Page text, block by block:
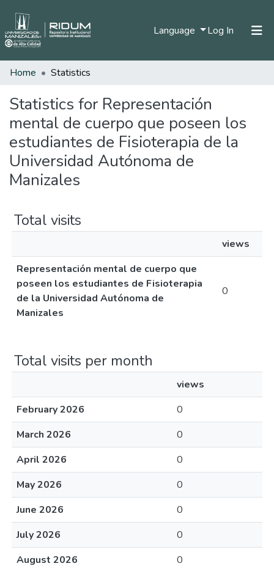
Language Log In (current)
Communities & Collections
All of DSpace
Home Statistics
Statistics for Representación
mental de cuerpo que poseen los
estudiantes de Fisioterapia de la
Universidad Autónoma de
Manizales
Total visits
views
Representación mental de cuerpo que
poseen los estudiantes de Fisioterapia
de la Universidad Autónoma de
Manizales
0
Total visits per month
views
February 2026
0
March 2026
0
April 2026
0
May 2026
0
June 2026
0
July 2026
0
August 2026
0